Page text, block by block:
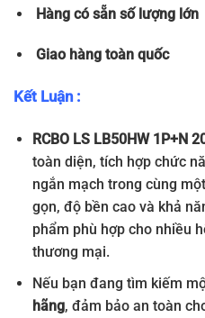
Hàng có sẵn số lượng lớn
Giao hàng toàn quốc
Kết Luận :
RCBO LS LB50HW 1P+N
toàn diện, tích hợp chức
ngắn mạch trong cùng
gọn, độ bền cao và khả
phẩm phù hợp cho nhiều
thương mại.
Nếu bạn đang tìm kiếm
hãng, đảm bảo an toàn